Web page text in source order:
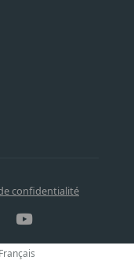
confidentialité